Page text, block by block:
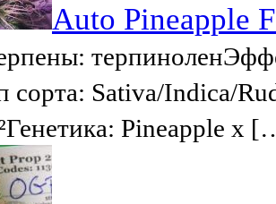
Auto Pineapple
сорта: Sativa/Indica/
Pineapple x